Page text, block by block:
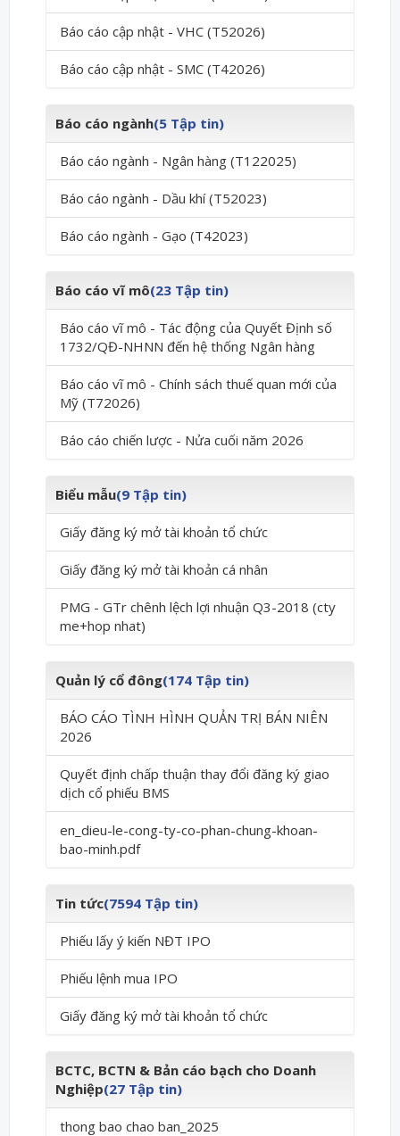
Báo cáo cập nhật - VHC (T52026)
Báo cáo cập nhật - SMC (T42026)
Báo cáo ngành(5 Tập tin)
Báo cáo ngành - Ngân hàng (T122025)
Báo cáo ngành - Dầu khí (T52023)
Báo cáo ngành - Gạo (T42023)
Báo cáo vĩ mô(23 Tập tin)
Báo cáo vĩ mô - Tác động của Quyết Định số
1732/QĐ-NHNN đến hệ thống Ngân hàng
Báo cáo vĩ mô - Chính sách thuế quan mới của
Mỹ (T72026)
Báo cáo chiến lược - Nửa cuối năm 2026
Biểu mẫu(9 Tập tin)
Giấy đăng ký mở tài khoản tổ chức
Giấy đăng ký mở tài khoản cá nhân
PMG - GTr chênh lệch lợi nhuận Q3-2018 (cty
me+hop nhat)
Quản lý cổ đông(174 Tập tin)
BÁO CÁO TÌNH HÌNH QUẢN TRỊ BÁN NIÊN
2026
Quyết định chấp thuận thay đổi đăng ký giao
dịch cổ phiếu BMS
en_dieu-le-cong-ty-co-phan-chung-khoan-
bao-minh.pdf
Tin tức(7594 Tập tin)
Phiếu lấy ý kiến NĐT IPO
Phiếu lệnh mua IPO
Giấy đăng ký mở tài khoản tổ chức
BCTC, BCTN & Bản cáo bạch cho Doanh
Nghiệp(27 Tập tin)
thong bao chao ban_2025